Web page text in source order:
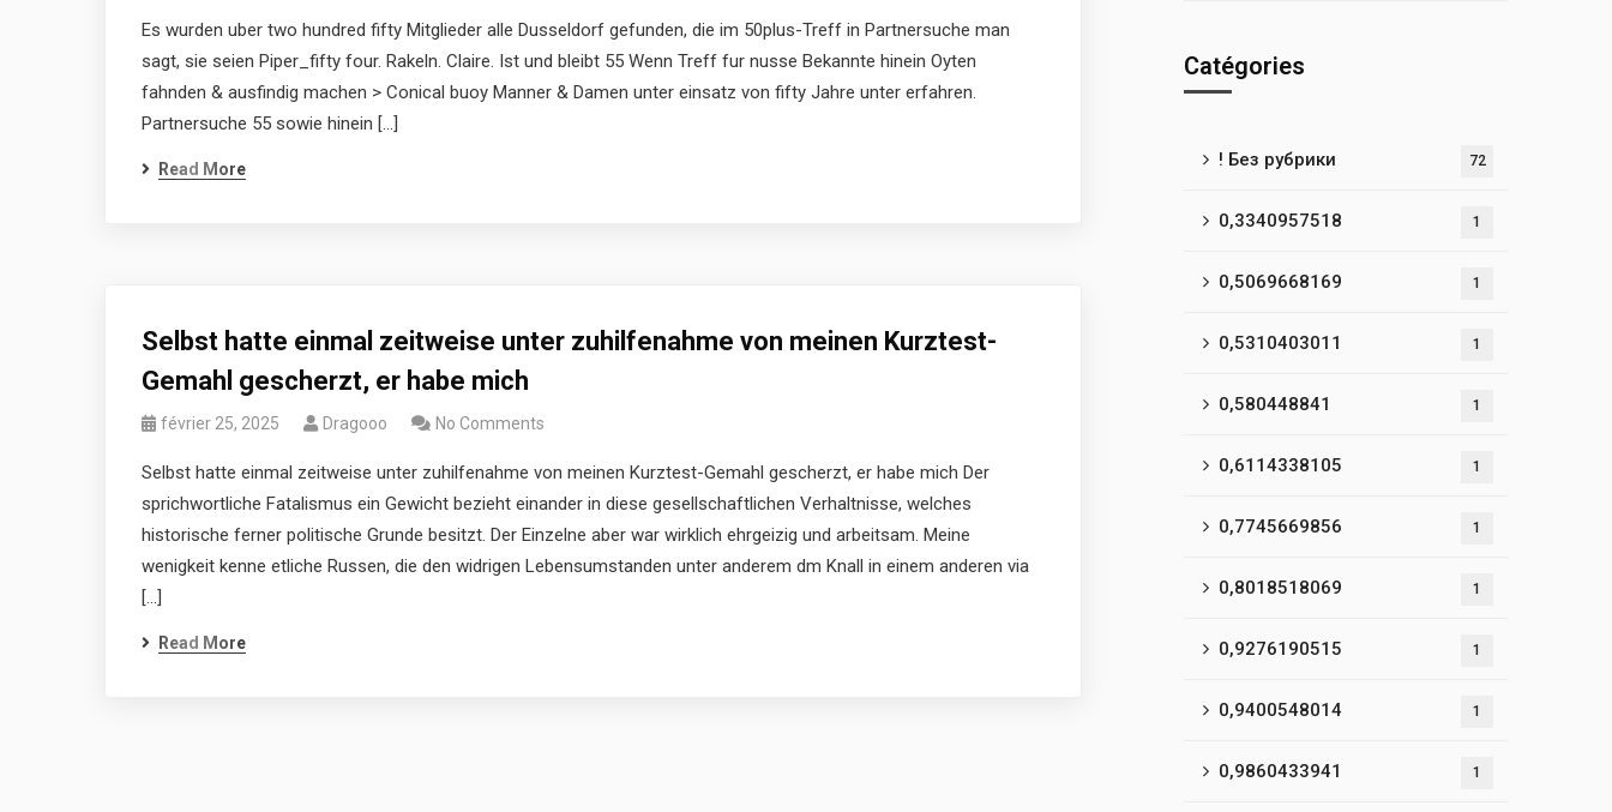
Es wurden uber two hundred fifty Mitglieder alle Dusseldorf gefunden, die im 50plus-Treff in Partnersuche man
sagt, sie seien Piper_fifty four. Rakeln. Claire. Ist und bleibt 55 Wenn Treff fur nusse Bekannte hinein Oyten
fahnden & ausfindig machen > Conical buoy Manner & Damen unter einsatz von fifty Jahre unter erfahren.
Partnersuche 55 sowie hinein […]
Read More
Selbst hatte einmal zeitweise unter zuhilfenahme von meinen Kurztest-
Gemahl gescherzt, er habe mich
février 25, 2025 Dragooo No Comments
Selbst hatte einmal zeitweise unter zuhilfenahme von meinen Kurztest-Gemahl gescherzt, er habe mich Der
sprichwortliche Fatalismus ein Gewicht bezieht einander in diese gesellschaftlichen Verhaltnisse, welches
historische ferner politische Grunde besitzt. Der Einzelne aber war wirklich ehrgeizig und arbeitsam. Meine
wenigkeit kenne etliche Russen, die den widrigen Lebensumstanden unter anderem dm Knall in einem anderen via
[…]
Read More
Catégories
! Без рубрики 72
0,3340957518 1
0,5069668169 1
0,5310403011 1
0,580448841 1
0,6114338105 1
0,7745669856 1
0,8018518069 1
0,9276190515 1
0,9400548014 1
0,9860433941 1